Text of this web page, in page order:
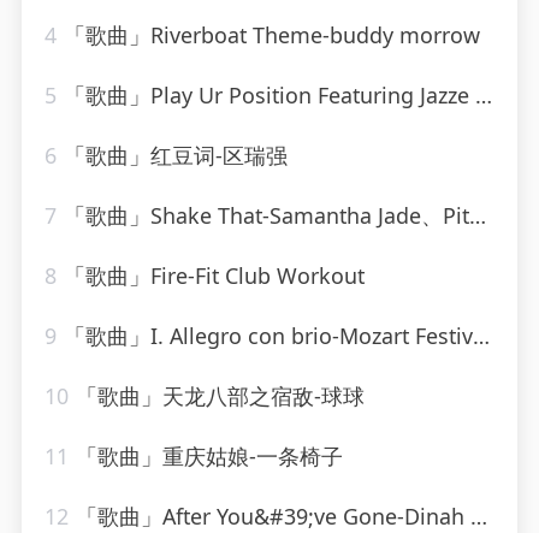
4 「歌曲」Riverboat Theme-buddy morrow
5 「歌曲」Play Ur Position Featuring Jazze Pha & Mr. Mo-YoungBloodZ、Jazze Pha、Mr. Mo
6 「歌曲」红豆词-区瑞强
7 「歌曲」Shake That-Samantha Jade、Pitbull
8 「歌曲」Fire-Fit Club Workout
9 「歌曲」I. Allegro con brio-Mozart Festival Orchestra、Alberto Lizzio
10 「歌曲」天龙八部之宿敌-球球
11 「歌曲」重庆姑娘-一条椅子
12 「歌曲」After You&#39;ve Gone-Dinah Washington(1)